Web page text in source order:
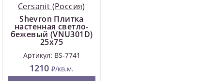
Cersanit (Россия)
Shevron Плитка
настенная светло-
бежевый (VNU301D)
25x75
Артикул: BS-7741
1210 ₽/кв.м.